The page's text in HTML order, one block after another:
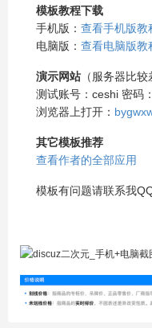
模板教程下载
手机版： 查看手机版教
电脑版： 查看电脑版教
演示网站 （服务器比
测试账号：ceshi 密码
浏览器上打开：
其它模板推荐
查看作者的全部应用
模板有问题请联系我